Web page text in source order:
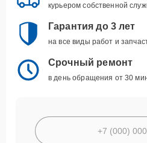
курьером собственной
Гарантия до 3 лет
на все виды работ и
Срочный ремонт
в день обращения от 30